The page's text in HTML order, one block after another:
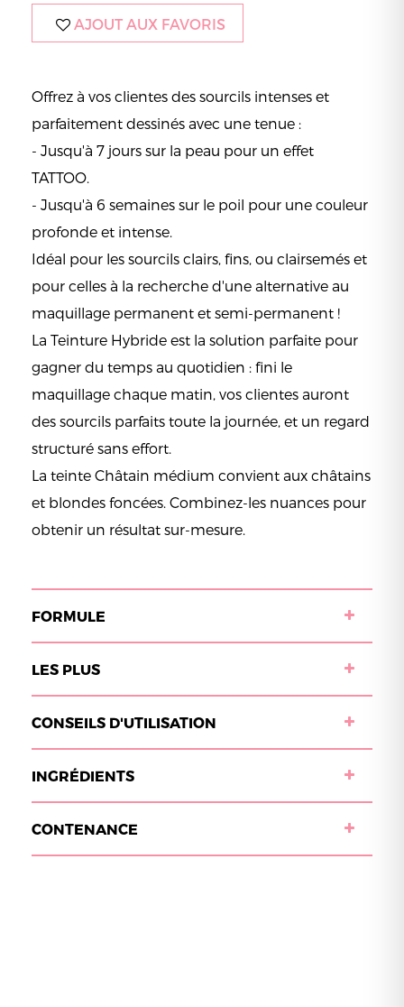
AJOUT AUX FAVORIS
Offrez à vos clientes des sourcils intenses et
parfaitement dessinés avec une tenue :
- Jusqu'à 7 jours sur la peau pour un effet
TATTOO.
- Jusqu'à 6 semaines sur le poil pour une couleur
profonde et intense.
Idéal pour les sourcils clairs, fins, ou clairsemés et
pour celles à la recherche d'une alternative au
maquillage permanent et semi-permanent !
La Teinture Hybride est la solution parfaite pour
gagner du temps au quotidien : fini le
maquillage chaque matin, vos clientes auront
des sourcils parfaits toute la journée, et un regard
structuré sans effort.
La teinte Châtain médium convient aux châtains
et blondes foncées. Combinez-les nuances pour
obtenir un résultat sur-mesure.
FORMULE
LES PLUS
CONSEILS D'UTILISATION
INGRÉDIENTS
CONTENANCE